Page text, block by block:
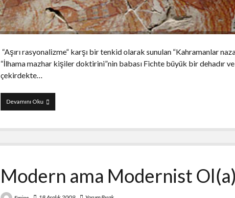
“Aşırı rasyonalizme“ karşı bir tenkid olarak sunulan “Kahramanlar
“İlhama mazhar kişiler doktirini”nin babası Fichte büyük bir dehadır
çekirdekte…
Devamını Oku Süslenmek
kadının
vardır!
Modern ama Modernist